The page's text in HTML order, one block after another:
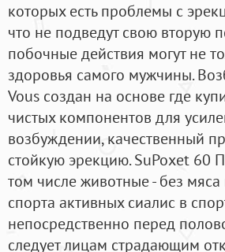
которых есть проблемы с
что не подведут свою вторую
побочные действия могут не
здоровья самого мужчины.
Vous создан на основе где
чистых компонентов для
возбуждении, качественный
стойкую эрекцию. SuPoxet 60
том числе животные - без
спорта активных сиалис в
непосредственно перед
следует лицам страдающим